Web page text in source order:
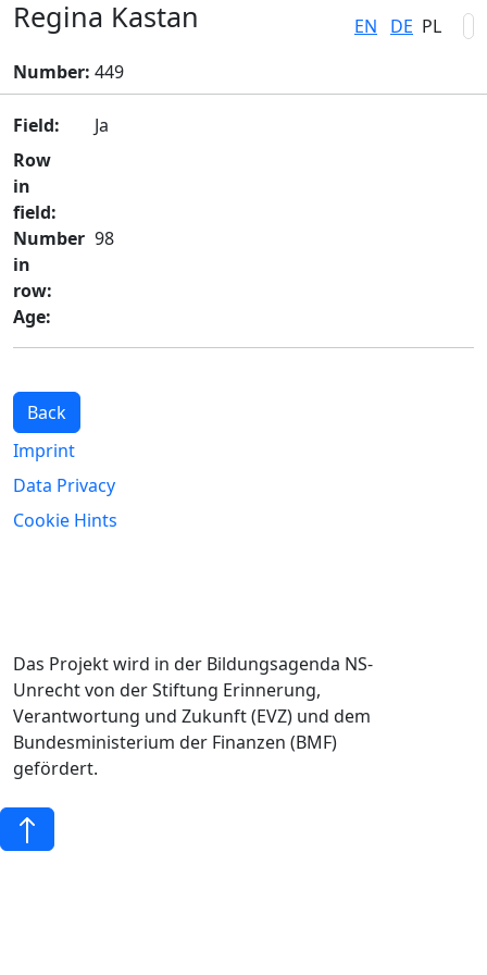
EN DE PL
Regina Kastan
Number: 449
Field:
Ja
Row
in
field:
Number
in
row:
98
Age:
Back
Imprint
Data Privacy
Cookie Hints
Das Projekt wird in der Bildungsagenda NS-
Unrecht von der Stiftung Erinnerung,
Verantwortung und Zukunft (EVZ) und dem
Bundesministerium der Finanzen (BMF)
gefördert.